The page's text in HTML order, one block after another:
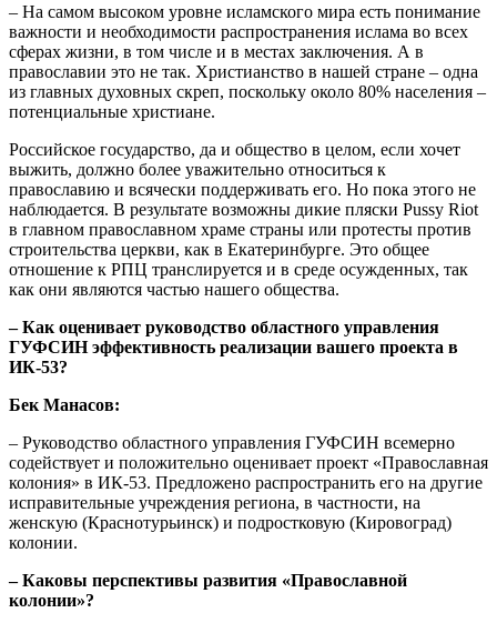
– На самом высоком уровне исламского мира есть понимание
важности и необходимости распространения ислама во всех
сферах жизни, в том числе и в местах заключения. А в
православии это не так. Христианство в нашей стране – одна
из главных духовных скреп, поскольку около 80% населения –
потенциальные христиане.
Российское государство, да и общество в целом, если хочет
выжить, должно более уважительно относиться к
православию и всячески поддерживать его. Но пока этого не
наблюдается. В результате возможны дикие пляски Pussy Riot
в главном православном храме страны или протесты против
строительства церкви, как в Екатеринбурге. Это общее
отношение к РПЦ транслируется и в среде осужденных, так
как они являются частью нашего общества.
– Как оценивает руководство областного управления
ГУФСИН эффективность реализации вашего проекта в
ИК-53?
Бек Манасов:
– Руководство областного управления ГУФСИН всемерно
содействует и положительно оценивает проект «Православная
колония» в ИК-53. Предложено распространить его на другие
исправительные учреждения региона, в частности, на
женскую (Краснотурьинск) и подростковую (Кировоград)
колонии.
– Каковы перспективы развития «Православной
колонии»?